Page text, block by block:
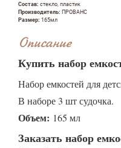
Состав: стекло, пластик
Производитель: ПРОВАНС
Размер: 165мл
Описание
Купить набор
Набор емкостей для
В наборе 3 шт судочка.
Объем: 165 мл
Заказать набор
Оставить отзыв
ФИО
email